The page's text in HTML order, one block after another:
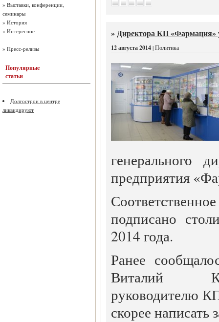
» Выставки, конференции,
семинары
» История
» Интересное
» Пресс-релизы
Популярные
статьи
Долгострои в центре
ликвидируют
»Директора КП «Фармация»
12 августа 2014| Политика
генерального
предприятия
подписано
2014 года.
Ранее
Виталий
руководителю
скорее написать